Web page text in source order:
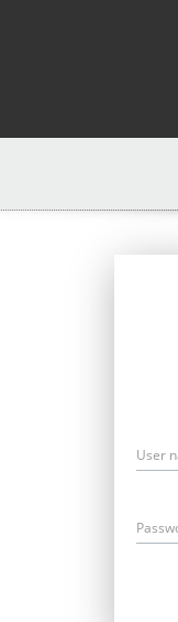
User